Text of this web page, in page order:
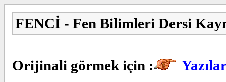
FENCİ - Fen Bilimleri Dersi
Orijinali görmek için :